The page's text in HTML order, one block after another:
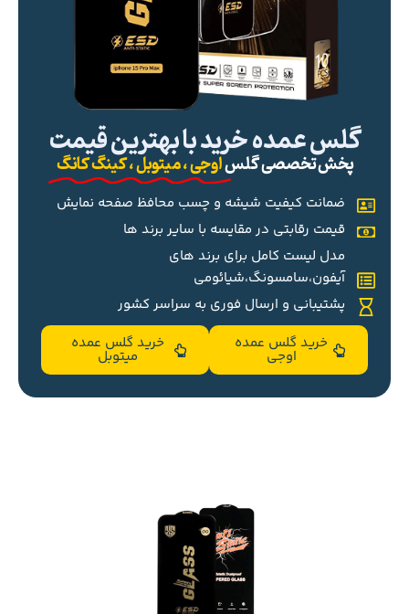
گلس عمده خرید با بهترین قیمت
پخش تخصصی گلساوجی ، میتوبل ، کینگ کانگ
ضمانت کیفیت شیشه و چسب محافظ صفحه نمایش
قیمت رقابتی در مقایسه با سایر برند ها
مدل لیست کامل برای برند های
آیفون،سامسونگ،شیائومی
پشتیبانی و ارسال فوری به سراسر کشور
خرید گلس عمده
اوجی
خرید گلس عمده
میتوبل